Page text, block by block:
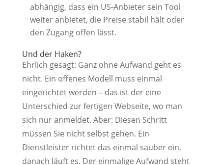
abhängig, dass ein US-Anbieter sein Tool
weiter anbietet, die Preise stabil hält oder
den Zugang offen lässt.
Und der Haken?
Ehrlich gesagt: Ganz ohne Aufwand geht es
nicht. Ein offenes Modell muss einmal
eingerichtet werden – das ist der eine
Unterschied zur fertigen Webseite, wo man
sich nur anmeldet. Aber: Diesen Schritt
müssen Sie nicht selbst gehen. Ein
Dienstleister richtet das einmal sauber ein,
danach läuft es. Der einmalige Aufwand steht